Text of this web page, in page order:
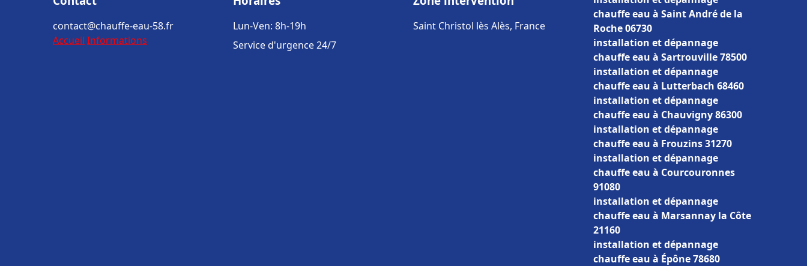
contact@chauffe-eau-58.fr
Accueil Informations
Lun-Ven: 8h-19h
Service d'urgence 24/7
Saint Christol lès Alès, France
chauffe eau à Saint André de la
Roche 06730
installation et dépannage
chauffe eau à Sartrouville 78500
installation et dépannage
chauffe eau à Lutterbach 68460
installation et dépannage
chauffe eau à Chauvigny 86300
installation et dépannage
chauffe eau à Frouzins 31270
installation et dépannage
chauffe eau à Courcouronnes
91080
installation et dépannage
chauffe eau à Marsannay la Côte
21160
installation et dépannage
chauffe eau à Épône 78680